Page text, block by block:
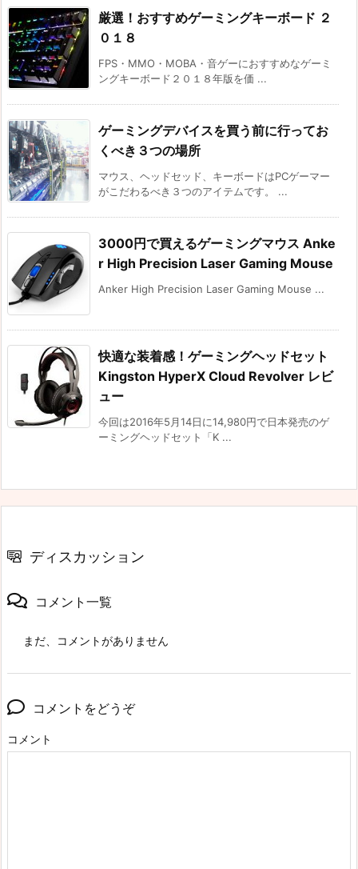
厳選！おすすめゲーミングキーボード ２
０１８
FPS・MMO・MOBA・音ゲーにおすすめなゲーミ
ングキーボード２０１８年版を価 ...
ゲーミングデバイスを買う前に行ってお
くべき３つの場所
マウス、ヘッドセッド、キーボードはPCゲーマー
がこだわるべき３つのアイテムです。 ...
3000円で買えるゲーミングマウス Anke
r High Precision Laser Gaming Mouse
Anker High Precision Laser Gaming Mouse ...
快適な装着感！ゲーミングヘッドセット
Kingston HyperX Cloud Revolver レビ
ュー
今回は2016年5月14日に14,980円で日本発売のゲ
ーミングヘッドセット「K ...
ディスカッション
コメント一覧
まだ、コメントがありません
コメントをどうぞ
コメント